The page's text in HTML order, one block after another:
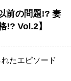
前の問題!? 妻
!? Vol.2】
たエピソード